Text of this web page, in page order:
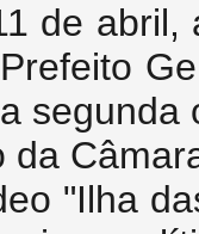
de
da
"Ilha